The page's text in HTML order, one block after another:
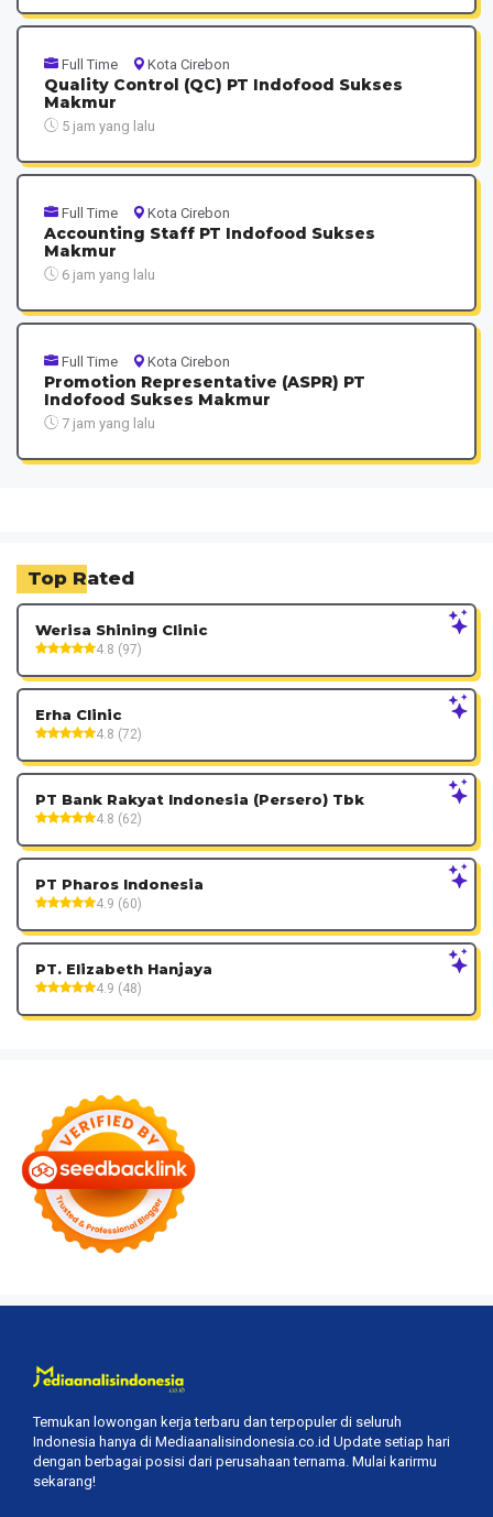
Full Time Kota Cirebon
Quality Control (QC) PT Indofood Sukses
Makmur
5 jam yang lalu
Full Time Kota Cirebon
Accounting Staff PT Indofood Sukses
Makmur
6 jam yang lalu
Full Time Kota Cirebon
Promotion Representative (ASPR) PT
Indofood Sukses Makmur
7 jam yang lalu
Top Rated
Werisa Shining Clinic
4.8 (97)
Erha Clinic
4.8 (72)
PT Bank Rakyat Indonesia (Persero) Tbk
4.8 (62)
PT Pharos Indonesia
4.9 (60)
PT. Elizabeth Hanjaya
4.9 (48)
Temukan lowongan kerja terbaru dan terpopuler di seluruh
Indonesia hanya di Mediaanalisindonesia.co.id Update setiap hari
dengan berbagai posisi dari perusahaan ternama. Mulai karirmu
sekarang!